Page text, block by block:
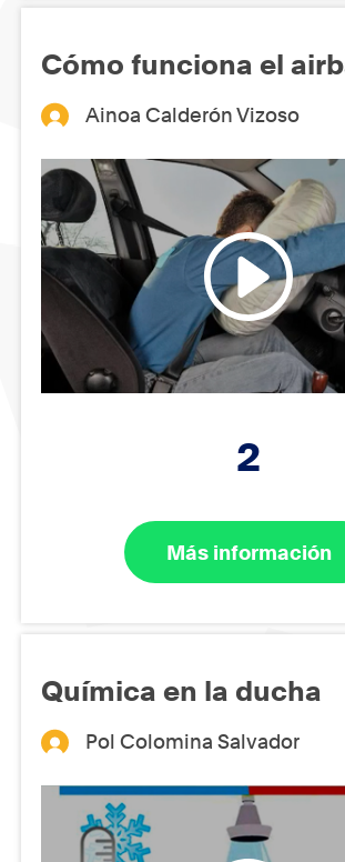
Cómo funciona el
Ainoa Calderón Vizoso
2
Más información
Química en la ducha
Pol Colomina Salvador